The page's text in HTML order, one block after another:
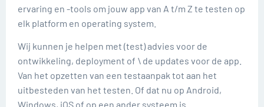
ervaring en -tools om jouw app van A t/m Z te testen op
elk platform en operating system.
Wij kunnen je helpen met (test) advies voor de
ontwikkeling, deployment of \ de updates voor de app.
Van het opzetten van een testaanpak tot aan het
uitbesteden van het testen. Of dat nu op Android,
Windows, iOS of op een ander systeem is.